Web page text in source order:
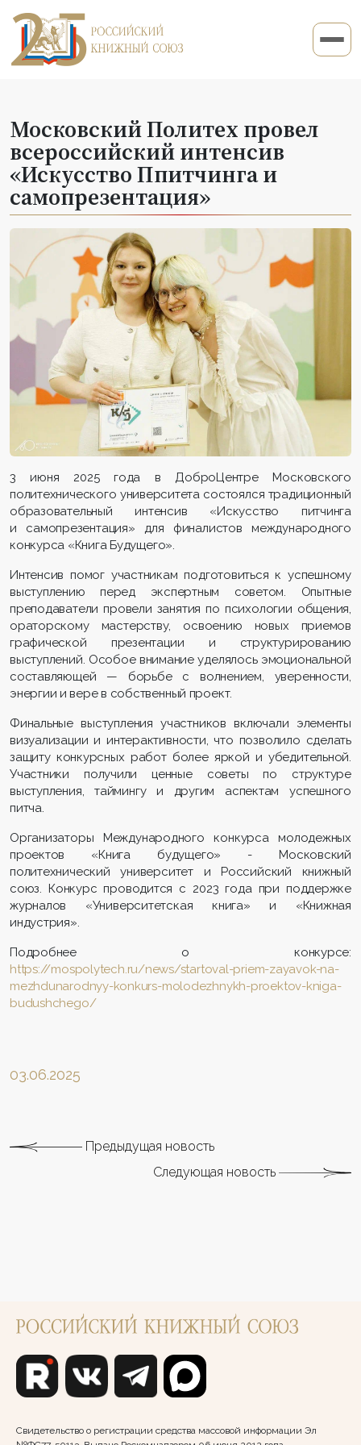
Московский Политех провел
всероссийский интенсив
«Искусство Ппитчинга и
самопрезентация»
3 июня 2025 года в ДоброЦентре Московского
политехнического университета состоялся традиционный
образовательный интенсив «Искусство питчинга
и самопрезентация» для финалистов международного
конкурса «Книга Будущего».
Интенсив помог участникам подготовиться к успешному
выступлению перед экспертным советом. Опытные
преподаватели провели занятия по психологии общения,
ораторскому мастерству, освоению новых приемов
графической презентации и структурированию
выступлений. Особое внимание уделялось эмоциональной
составляющей — борьбе с волнением, уверенности,
энергии и вере в собственный проект.
Финальные выступления участников включали элементы
визуализации и интерактивности, что позволило сделать
защиту конкурсных работ более яркой и убедительной.
Участники получили ценные советы по структуре
выступления, таймингу и другим аспектам успешного
питча.
Организаторы Международного конкурса молодежных
проектов «Книга будущего» - Московский
политехнический университет и Российский книжный
союз. Конкурс проводится с 2023 года при поддержке
журналов «Университетская книга» и «Книжная
индустрия».
Подробнее о конкурсе:
https://mospolytech.ru/news/startoval-priem-zayavok-na-
mezhdunarodnyy-konkurs-molodezhnykh-proektov-kniga-
budushchego/
03.06.2025
Предыдущая новость
Следующая новость
Свидетельство о регистрации средства массовой информации Эл